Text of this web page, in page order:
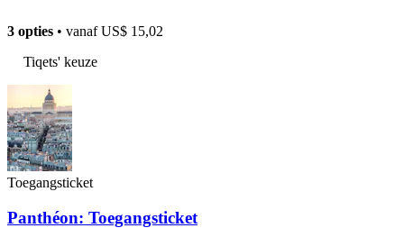
3 opties • vanafUS$ 15,02
Tiqets' keuze
Toegangsticket
Panthéon: Toegangsticket